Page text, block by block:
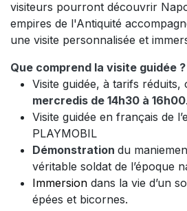
visiteurs pourront découvrir
empires de l'Antiquité
une visite personnalisée et
Que comprend la visite guidée ?
Visite guidée, à tarifs réduits,
mercredis de 14h30 à 16h00.
Visite guidée en français de
PLAYMOBIL
Démonstration du
véritable soldat de l’époque
Immersion dans la vie d’un
épées et bicornes.